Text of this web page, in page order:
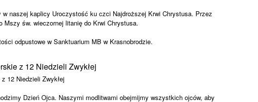
naszej kaplicy Uroczystość ku czci Najdroższej Krwi Chrystusa. Przez
Mszy św. wieczornej litanię do Krwi Chrystusa.
odpustowe w Sanktuarium MB w Krasnobrodzie.
z 12 Niedzieli Zwykłej
12 Niedzieli Zwykłej
Dzień Ojca. Naszymi modlitwami obejmijmy wszystkich ojców, aby